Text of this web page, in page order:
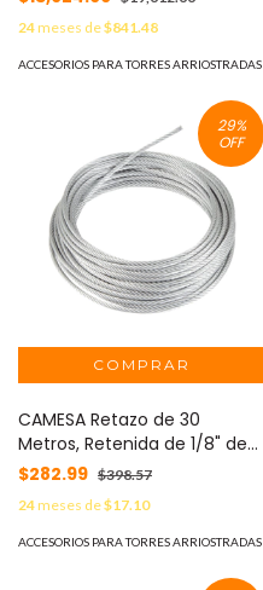
EXPO-BASE-TZ45
24meses de$841.48
ACCESORIOS PARA TORRES ARRIOSTRADAS
29%
OFF
CAMESA Retazo de 30
Metros, Retenida de 1/8" de
Alta Resistencia, Galvanizado
clase A. MOD: S-RET-318-
CAM*30MTS
$282.99 $398.57
24meses de$17.10
ACCESORIOS PARA TORRES ARRIOSTRADAS